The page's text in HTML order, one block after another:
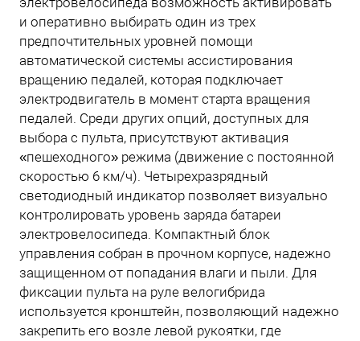
и оперативно выбирать один из трех
предпочтительных уровней помощи
автоматической системы ассистирования
вращению педалей, которая подключает
электродвигатель в момент старта вращения
педалей. Среди других опций, доступных для
выбора с пульта, присутствуют активация
«пешеходного» режима (движение с постоянной
скоростью 6 км/ч). Четырехразрядный
светодиодный индикатор позволяет визуально
контролировать уровень заряда батареи
электровелосипеда. Компактный блок
управления собран в прочном корпусе, надежно
защищенном от попадания влаги и пыли. Для
фиксации пульта на руле велогибрида
используется кронштейн, позволяющий надежно
закрепить его возле левой рукоятки, где